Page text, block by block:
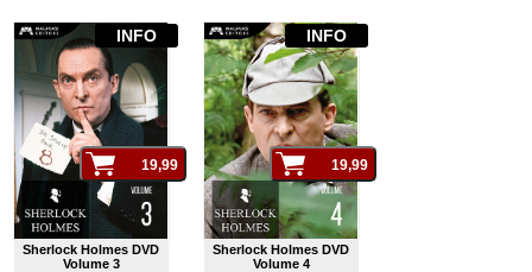
Sherlock Holmes DVD
Volume 3
INFO
Sherlock Holmes DVD
Volume 4
INFO